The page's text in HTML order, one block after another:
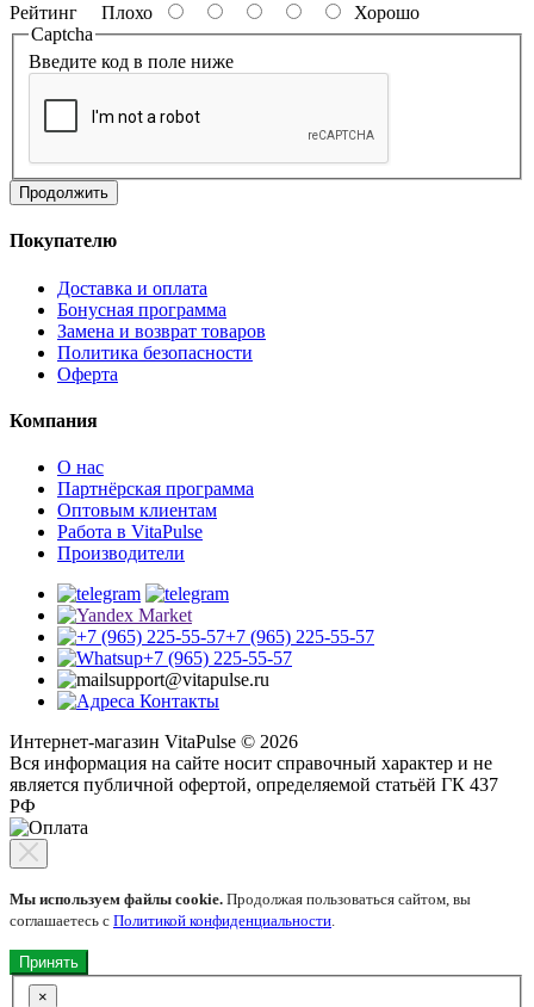
Рейтинг Плохо
Хорошо
Captcha
Введите код в поле ниже
Продолжить
Покупателю
Доставка и оплата
Бонусная программа
Замена и возврат товаров
Политика безопасности
Оферта
Компания
О нас
Партнёрская программа
Оптовым клиентам
Работа в VitaPulse
Производители
+7 (965) 225-55-57
+7 (965) 225-55-57
support@vitapulse.ru
Контакты
Интернет-магазин VitaPulse © 2026
Вся информация на сайте носит справочный характер и не
является публичной офертой, определяемой статьёй ГК 437
РФ
Мы используем файлы cookie. Продолжая пользоваться сайтом, вы
соглашаетесь с Политикой конфиденциальности.
Принять
×